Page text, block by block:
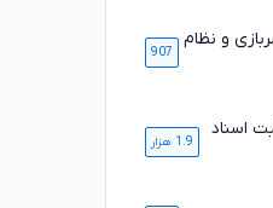
و نظام
907
اسناد
1.9 هزار